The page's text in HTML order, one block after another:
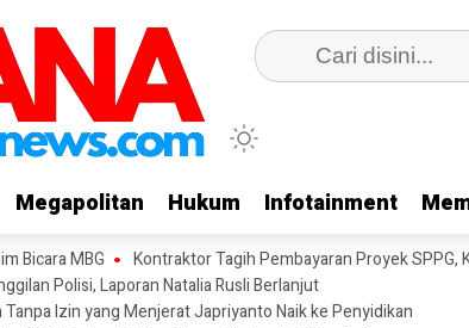
Megapolitan Hukum Infotainment
Megapolitan Hukum Infotainment
Bicara MBG
Kontraktor Tagih Pembayaran Proyek SPPG,
Polisi, Laporan Natalia Rusli Berlanjut
Izin yang Menjerat Japriyanto Naik ke Penyidikan